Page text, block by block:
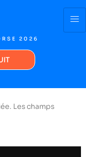
2026
premier article.
à écrire !
Les champs